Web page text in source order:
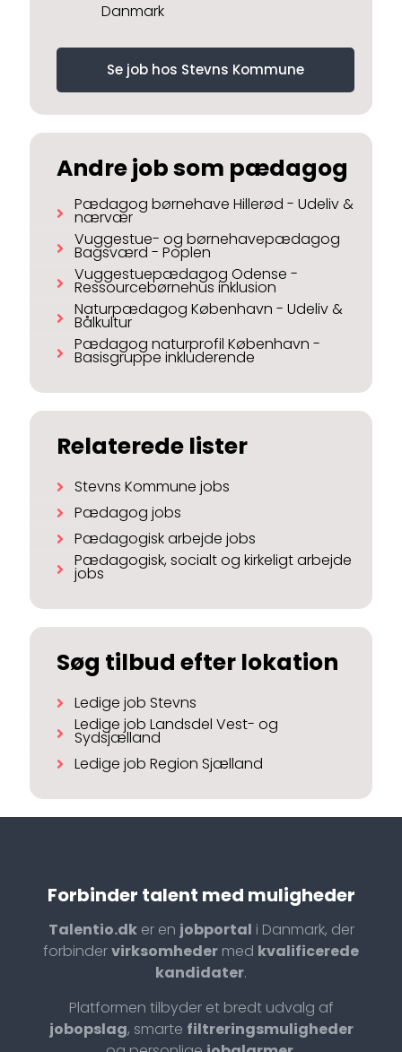
Danmark
Se job hos Stevns Kommune
Andre job som pædagog
Pædagog børnehave Hillerød - Udeliv &
nærvær
Vuggestue- og børnehavepædagog
Bagsværd - Poplen
Vuggestuepædagog Odense -
Ressourcebørnehus inklusion
Naturpædagog København - Udeliv &
Bålkultur
Pædagog naturprofil København -
Basisgruppe inkluderende
Relaterede lister
Stevns Kommune jobs
Pædagog jobs
Pædagogisk arbejde jobs
Pædagogisk, socialt og kirkeligt arbejde
jobs
Søg tilbud efter lokation
Ledige job Stevns
Ledige job Landsdel Vest- og
Sydsjælland
Ledige job Region Sjælland
Forbinder talent med muligheder
Talentio.dker en jobportal i Danmark, der
forbindervirksomheder med kvalificerede
kandidater.
Platformen tilbyder et bredt udvalg af
jobopslag, smarte filtreringsmuligheder